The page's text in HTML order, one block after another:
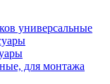
универсальные
для монтажа